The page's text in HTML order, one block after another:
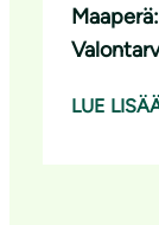
Maaperä:
LUE